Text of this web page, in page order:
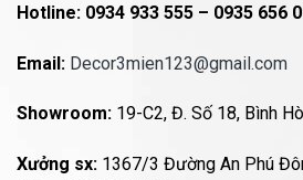
Hotline: 0934 933 555 – 0935 656
Email: Decor3mien123@gmail.com
Showroom: 19-C2, Đ. Số 18, Bình
Xưởng sx: 1367/3 Đường An Phú